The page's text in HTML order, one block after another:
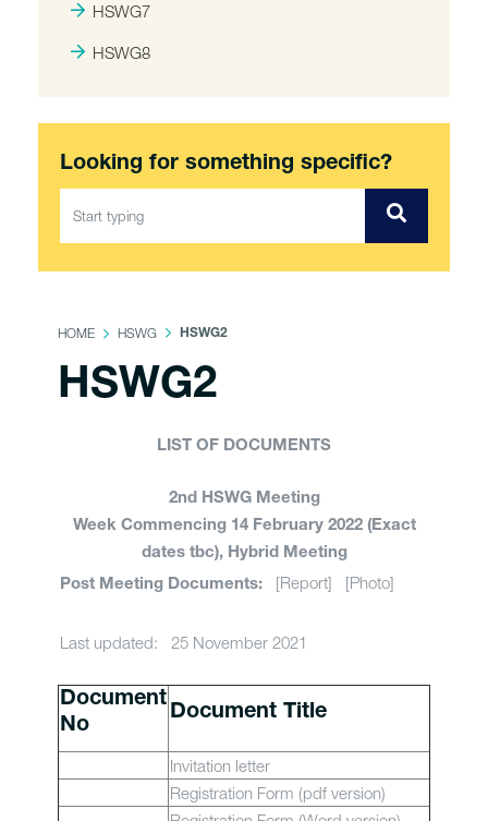
HSWG7
HSWG8
Looking for something specific?
HOME HSWG HSWG2
HSWG2
LIST OF DOCUMENTS
2nd HSWG Meeting
Week Commencing 14 February 2022 (Exact
dates tbc), Hybrid Meeting
Post Meeting Documents: [Report] [Photo]
Last updated: 25 November 2021
Document
No
Document Title
Invitation letter
Registration Form (pdf version)